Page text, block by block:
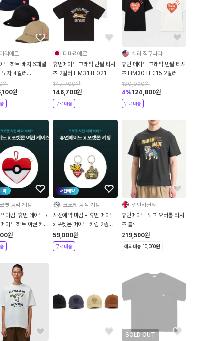
리에르
드 하트 배지 6패널
모자 4컬러
원
원
더마리에르
휴먼메이드 그래픽 반팔 티셔
츠 2컬러 HM31TE021
147,700원
146,700원
무료배송
셀러 직구싸다
휴먼 메이드 그래픽 반팔 티셔
츠 HM30TE015 2컬러
130,000원
4%124,800원
무료배송
약
켓 공식 계정
마감-휴먼 메이드 x
이드 하트 여권 케이
원
사전예약
크로켓 공식 계정
사전예약 마감 - 휴먼 메이드
x 포켓몬 메이드 키링 2종
XX31GD044
XX31GD045
59,000원
무료배송
런던바닐라
휴먼메이드 도그 오버롤 티셔
츠 블랙
219,500원
해외배송 10,000원
SOLD OUT